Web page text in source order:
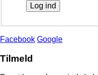
Facebook Google
Tilmeld